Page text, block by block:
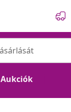
Aukciók